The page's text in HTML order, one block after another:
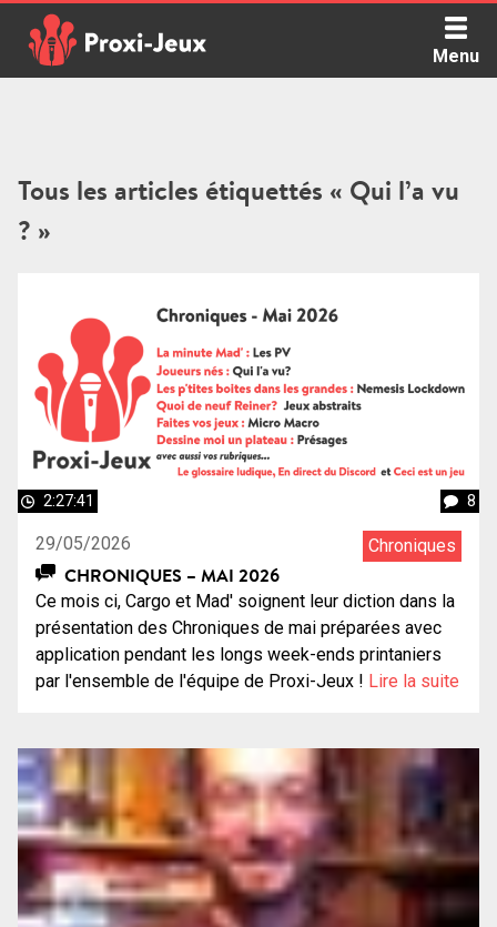
content
Menu
Tous les articles étiquettés « Qui l’a vu
? »
2:27:41 8
29/05/2026 Chroniques
CHRONIQUES – MAI 2026
Ce mois ci, Cargo et Mad' soignent leur diction dans la
présentation des Chroniques de mai préparées avec
application pendant les longs week-ends printaniers
par l'ensemble de l'équipe de Proxi-Jeux ! Lire la suite